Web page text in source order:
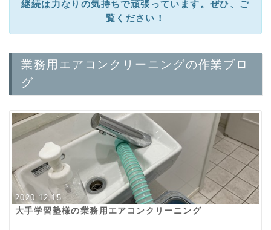
継続は力なりの気持ちで頑張っています。ぜひ、ご
覧ください！
業務用エアコンクリーニングの作業ブロ
グ
2020.12.15
大手学習塾様の業務用エアコンクリーニング